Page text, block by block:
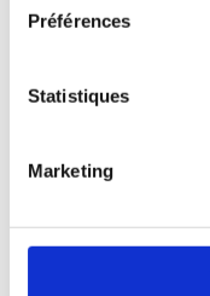
Préférences
Statistiques
Marketing